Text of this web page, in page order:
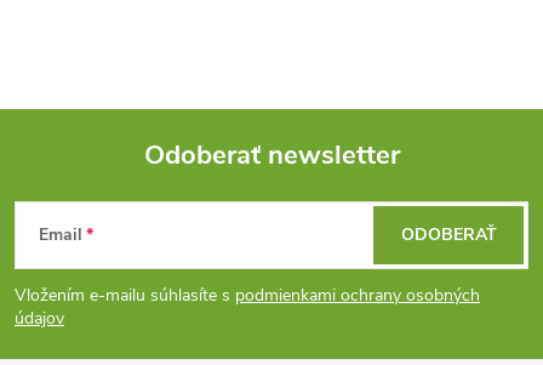
Z
á
p
Odoberať newsletter
Email
Vložením e-mailu súhlasíte s podmienkami ochrany osobných
údajov
ODOBERAŤ